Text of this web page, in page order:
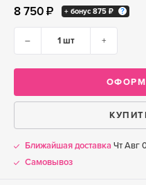
8 750 ₽
+ бонус 875 ₽
– +
Ближайшая доставка Чт Авг
Самовывоз